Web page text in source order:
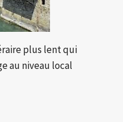
plus lent qui
au niveau local